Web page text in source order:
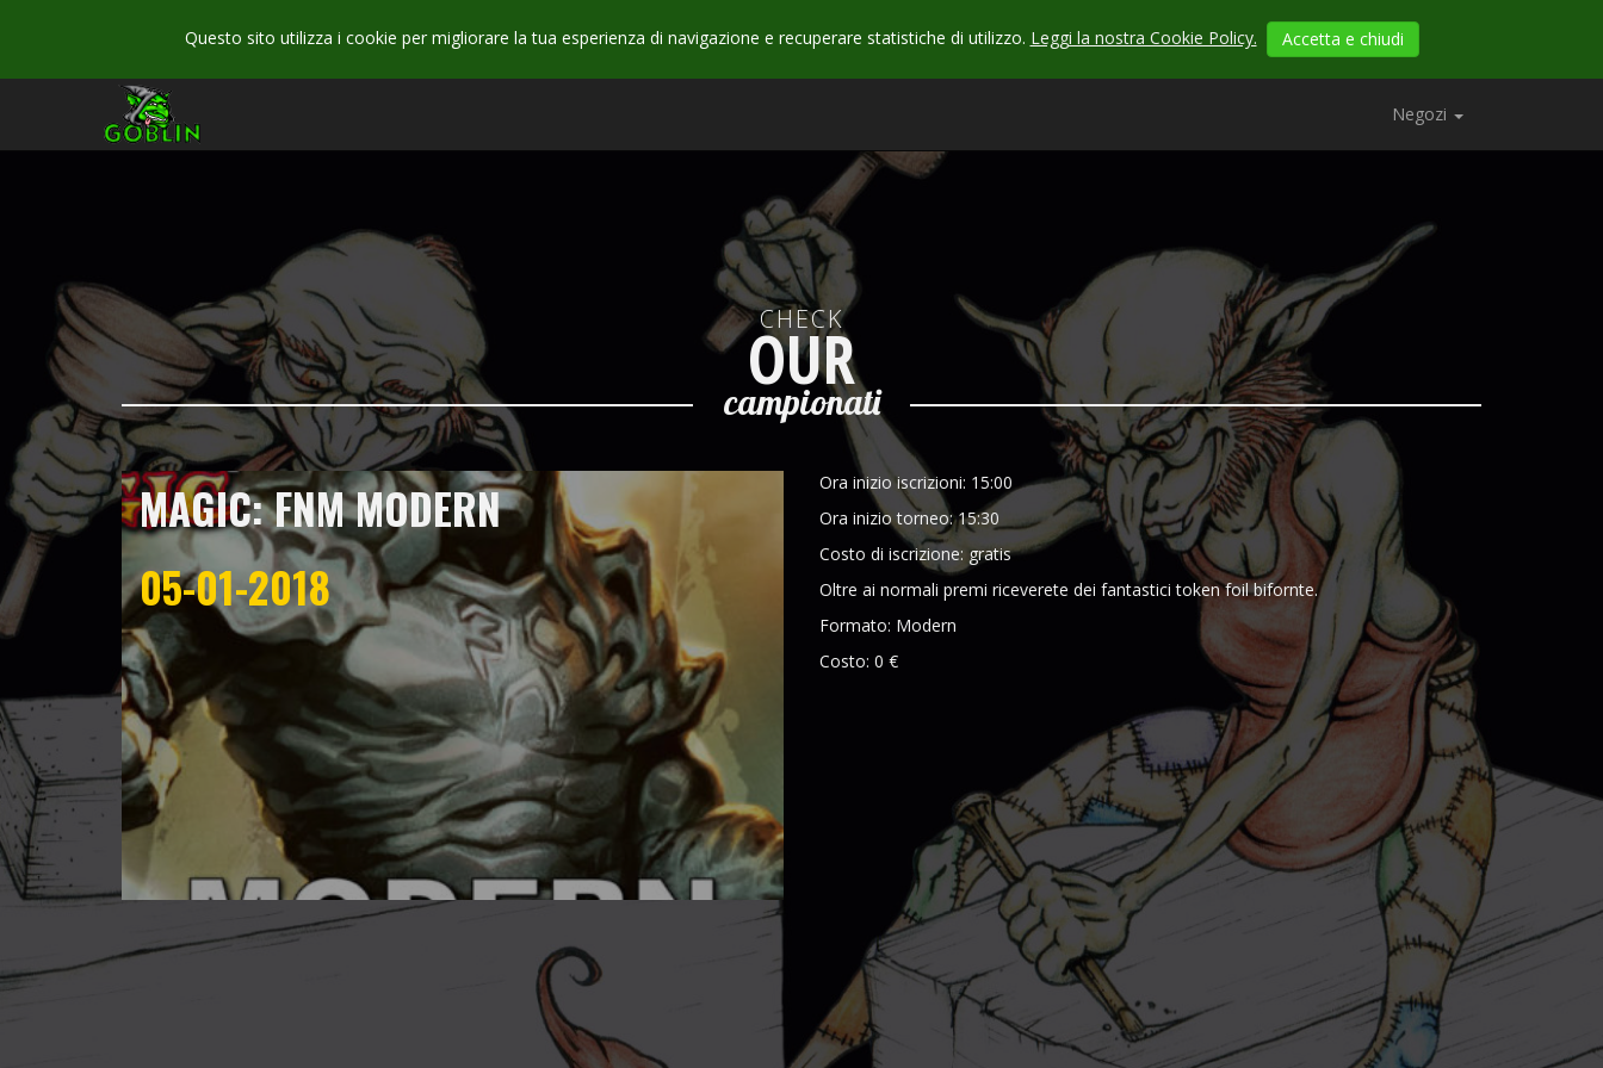
Questo sito utilizza i cookie per migliorare la tua esperienza di navigazione e recuperare statistiche di utilizzo. Leggi la nostra Cookie Policy. Accetta e chiudi
Negozi
CHECK
OUR
campionati
MAGIC: FNM MODERN
05-01-2018
Ora inizio iscrizioni: 15:00
Ora inizio torneo: 15:30
Costo di iscrizione: gratis
Oltre ai normali premi riceverete dei fantastici token foil bifornte.
Formato: Modern
Costo: 0 €